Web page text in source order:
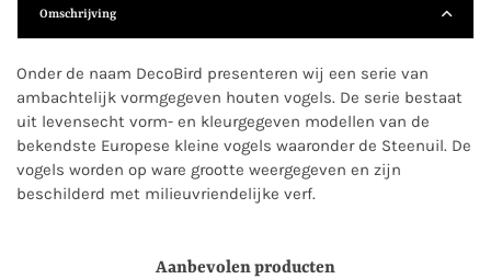
Omschrijving
Onder de naam DecoBird presenteren wij een serie van
ambachtelijk vormgegeven houten vogels. De serie bestaat
uit levensecht vorm- en kleurgegeven modellen van de
bekendste Europese kleine vogels waaronder de Steenuil. De
vogels worden op ware grootte weergegeven en zijn
beschilderd met milieuvriendelijke verf.
Aanbevolen producten